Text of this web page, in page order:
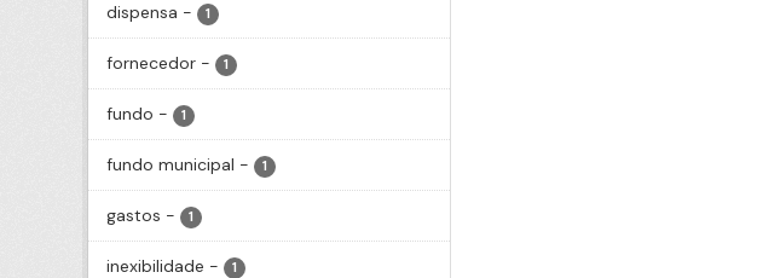
dispensa - 1
fornecedor - 1
fundo - 1
fundo municipal - 1
gastos - 1
inexibilidade - 1